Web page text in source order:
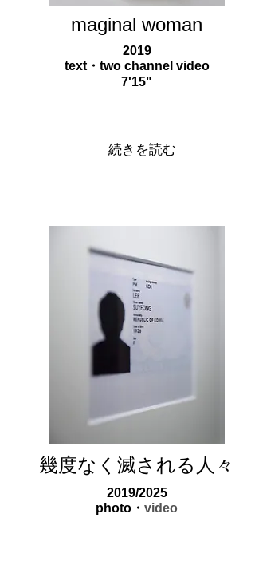
maginal woman
​2019
text・two channel video
7'15"
続きを読む
​幾度なく滅される人々
2019/2025
photo・ video